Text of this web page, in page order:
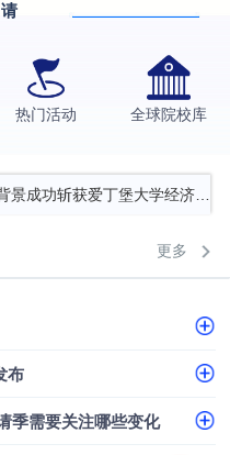
热门活动 全球院校库
硕士录取案例
创意产业硕士录取案例
景成功斩获爱丁堡大学经济学
录取
更多
布
季需要关注哪些变化